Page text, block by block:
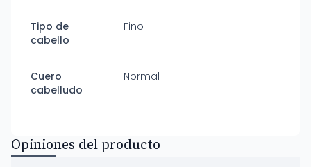
Tipo de
cabello
Fino
Cuero
cabelludo
Normal
Opiniones del producto